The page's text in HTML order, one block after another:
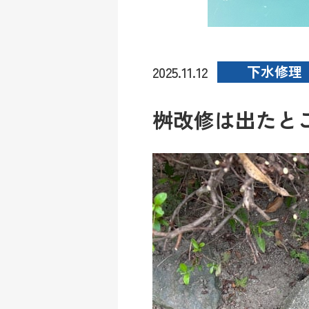
2025.11.12 下水修理
桝改修は出たと